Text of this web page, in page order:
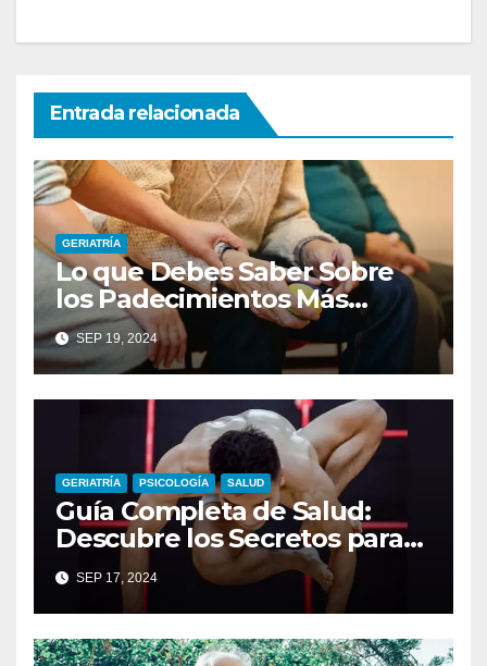
Entrada relacionada
GERIATRÍA
Lo que Debes Saber Sobre
los Padecimientos Más
Comunes en la Tercera Edad
SEP 19, 2024
GERIATRÍA PSICOLOGÍA SALUD
Guía Completa de Salud:
Descubre los Secretos para
un Cuerpo y Mente Fuertes
SEP 17, 2024